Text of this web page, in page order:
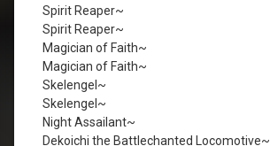
Spirit Reaper~
Spirit Reaper~
Magician of Faith~
Magician of Faith~
Skelengel~
Skelengel~
Night Assailant~
Dekoichi the Battlechanted Locomotive~